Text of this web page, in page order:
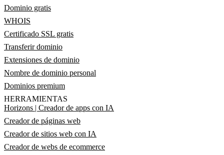
Dominio gratis
WHOIS
Certificado SSL gratis
Transferir dominio
Extensiones de dominio
Nombre de dominio personal
Dominios premium
HERRAMIENTAS
Horizons | Creador de apps con IA
Creador de páginas web
Creador de sitios web con IA
Creador de webs de ecommerce